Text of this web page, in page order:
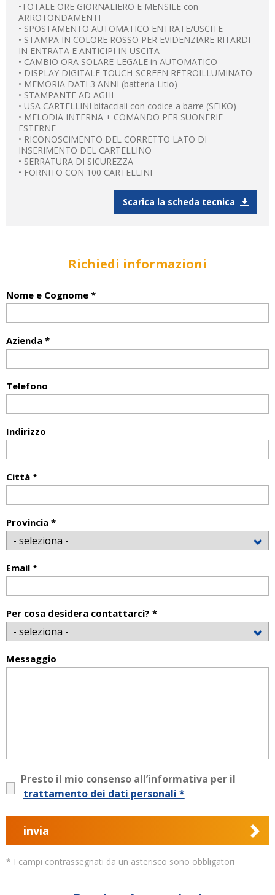
•TOTALE ORE GIORNALIERO E MENSILE con
ARROTONDAMENTI
• SPOSTAMENTO AUTOMATICO ENTRATE/USCITE
• STAMPA IN COLORE ROSSO PER EVIDENZIARE RITARDI
IN ENTRATA E ANTICIPI IN USCITA
• CAMBIO ORA SOLARE-LEGALE in AUTOMATICO
• DISPLAY DIGITALE TOUCH-SCREEN RETROILLUMINATO
• MEMORIA DATI 3 ANNI (batteria Litio)
• STAMPANTE AD AGHI
• USA CARTELLINI bifacciali con codice a barre (SEIKO)
• MELODIA INTERNA + COMANDO PER SUONERIE
ESTERNE
• RICONOSCIMENTO DEL CORRETTO LATO DI
INSERIMENTO DEL CARTELLINO
• SERRATURA DI SICUREZZA
• FORNITO CON 100 CARTELLINI
Scarica la scheda tecnica
Richiedi informazioni
Nome e Cognome *
Azienda *
Telefono
Indirizzo
Città *
Provincia *
Email *
Per cosa desidera contattarci? *
Messaggio
Presto il mio consenso all’informativa per il
trattamento dei dati personali *
invia
* I campi contrassegnati da un asterisco sono obbligatori